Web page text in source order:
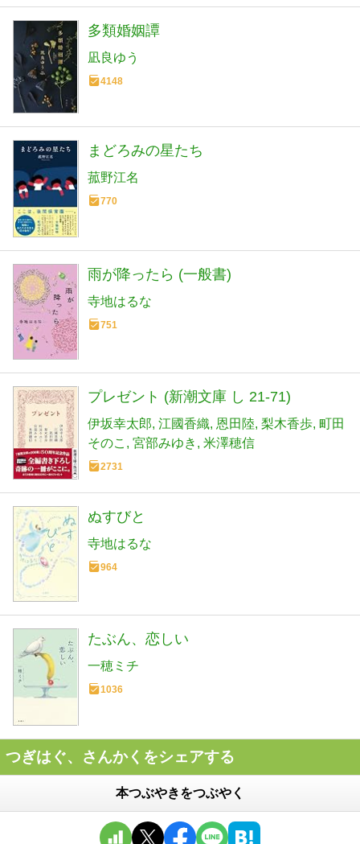
多類婚姻譚
凪良ゆう
4148
まどろみの星たち
菰野江名
770
雨が降ったら (一般書)
寺地はるな
751
プレゼント (新潮文庫 し 21-71)
伊坂幸太郎 江國香織 恩田陸 梨木香歩 町田
そのこ
宮部みゆき 米澤穂信
2731
ぬすびと
寺地はるな
964
たぶん、恋しい
一穂ミチ
1036
つぎはぐ、さんかくをシェアする
本つぶやきをつぶやく